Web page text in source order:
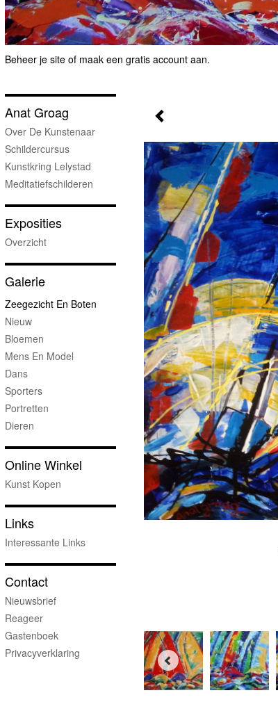
Beheer je site of maak een gratis account aan.
Anat Groag
Over De Kunstenaar
Schildercursus
Kunstkring Lelystad
Meditatiefschilderen
Exposities
Overzicht
Galerie
Zeegezicht En Boten
Nieuw
Bloemen
Mens En Model
Dans
Sporters
Portretten
Dieren
Online Winkel
Kunst Kopen
Links
Interessante Links
Contact
Nieuwsbrief
Reageer
Gastenboek
Privacyverklaring